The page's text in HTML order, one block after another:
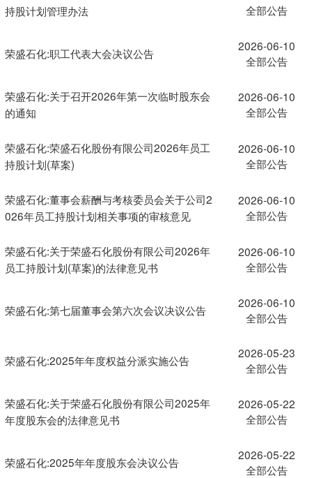
持股计划管理办法
全部公告
荣盛石化:职工代表大会决议公告
2026-06-10
全部公告
荣盛石化:关于召开2026年第一次临时股东会
的通知
2026-06-10
全部公告
荣盛石化:荣盛石化股份有限公司2026年员工
持股计划(草案)
2026-06-10
全部公告
荣盛石化:董事会薪酬与考核委员会关于公司2
026年员工持股计划相关事项的审核意见
2026-06-10
全部公告
荣盛石化:关于荣盛石化股份有限公司2026年
员工持股计划(草案)的法律意见书
2026-06-10
全部公告
荣盛石化:第七届董事会第六次会议决议公告
2026-06-10
全部公告
荣盛石化:2025年年度权益分派实施公告
2026-05-23
全部公告
荣盛石化:关于荣盛石化股份有限公司2025年
年度股东会的法律意见书
2026-05-22
全部公告
荣盛石化:2025年年度股东会决议公告
2026-05-22
全部公告